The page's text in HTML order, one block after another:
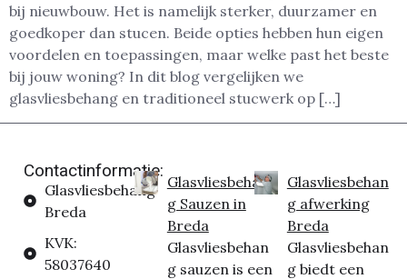
bij nieuwbouw. Het is namelijk sterker, duurzamer en
goedkoper dan stucen. Beide opties hebben hun eigen
voordelen en toepassingen, maar welke past het beste
bij jouw woning? In dit blog vergelijken we
glasvliesbehang en traditioneel stucwerk op […]
Contactinformatie:
Glasvliesbehang
Breda
KVK:
58037640
Glasvliesbehan
g Sauzen in
Breda
Glasvliesbehan
g sauzen is een
Glasvliesbehan
g afwerking
Breda
Glasvliesbehan
g biedt een